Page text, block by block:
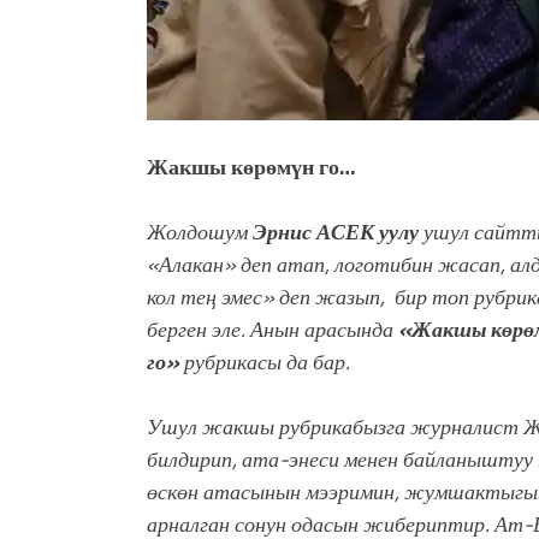
Жакшы көрөмүн го…
ЖолдошумЭрнис АСЕК уулуушул
«Алакан» деп атап, логотибин жасап,
кол теӊэмес» деп жазып, бир топ
берген эле. Анын арасында«Жакшы
го»рубрикасы да бар.
Ушул жакшы рубрикабызга журналист
билдирип, ата-энеси менен
өскөнатасынын мээримин,
арналган сонун одасын жибериптир.